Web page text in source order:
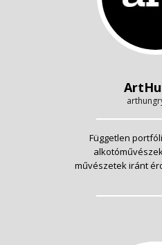
Független
művészetek iránt